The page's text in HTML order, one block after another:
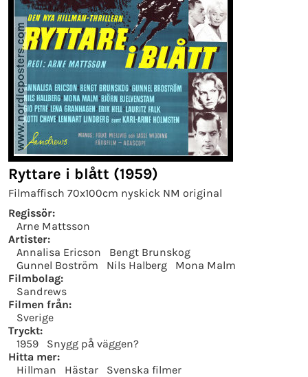
Ryttare i blått (1959)
Filmaffisch 70x100cm nyskick NM original
Regissör:
Arne Mattsson
Artister:
Annalisa Ericson
Bengt Brunskog
Gunnel Boström
Nils Halberg
Mona Malm
Filmbolag:
Sandrews
Filmen från:
Sverige
Tryckt:
1959
Snygg på väggen?
Hitta mer:
Hillman
Hästar Svenska filmer